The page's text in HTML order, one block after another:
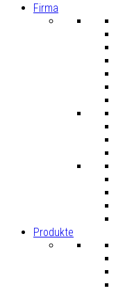
Firma
Produkte